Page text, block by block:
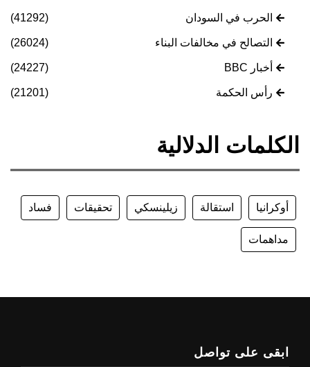
الحرب في السودان (41292)
التصالح في مخالفات البناء (26024)
أخبار BBC (24227)
رأس الحكمة (21201)
الكلمات الدلالية
أوكرانيا استقالة زيلينسكي تحقيقات فساد
مداهمات
ابقى على تواصل